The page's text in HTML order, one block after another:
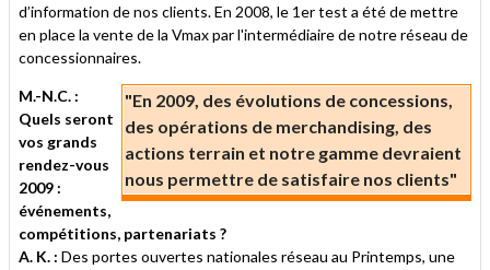
d’information de nos clients. En 2008, le 1er test a été de mettre
en place la vente de la Vmax par l'intermédiaire de notre réseau de
concessionnaires.
"En 2009, des évolutions de concessions,
des opérations de merchandising, des
actions terrain et notre gamme devraient
nous permettre de satisfaire nos clients"
M.-N.C. :
Quels seront
vos grands
rendez-vous
2009 :
événements,
compétitions, partenariats ?
A. K. : Des portes ouvertes nationales réseau au Printemps, une